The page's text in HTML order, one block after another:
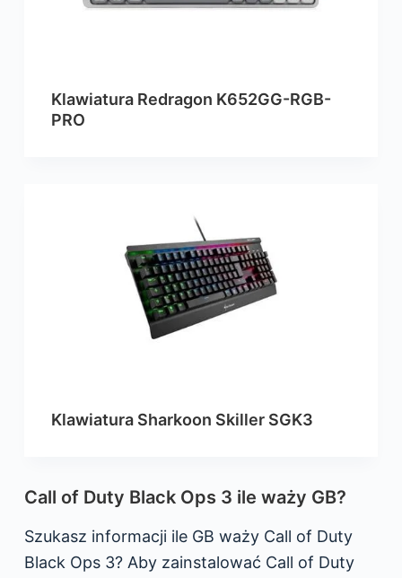
Klawiatura Redragon K652GG-RGB-
PRO
Klawiatura Sharkoon Skiller SGK3
Call of Duty Black Ops 3 ile waży GB?
Szukasz informacji ile GB waży Call of Duty
Black Ops 3? Aby zainstalować Call of Duty